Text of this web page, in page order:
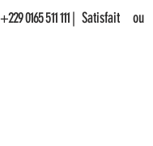
+229 0165 511 111| Satisfait ou